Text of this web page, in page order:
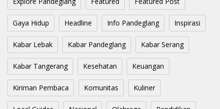
Gaya Hidup Headline Info Pandeglang Inspirasi
Kabar Lebak Kabar Pandeglang Kabar Serang
Kabar Tangerang Kesehatan Keuangan
Kiriman Pembaca Komunitas Kuliner